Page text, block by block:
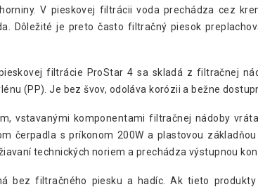
V pieskovej filtrácii voda prechádza cez
Dôležité je preto často filtračný piesok
filtrácie ProStar 4 sa skladá z filtračnej
(PP). Je bez švov, odoláva korózii a bežne
vstavanými komponentami filtračnej nádoby
čerpadla s príkonom 200W a plastovou
technických noriem a prechádza výstupnou
bez filtračného piesku a hadíc. Ak tieto